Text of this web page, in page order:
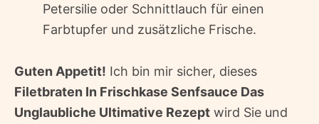
Petersilie oder Schnittlauch für einen
Farbtupfer und zusätzliche Frische.
Guten Appetit! Ich bin mir sicher, dieses
Filetbraten In Frischkase Senfsauce Das
Unglaubliche Ultimative Rezept wird Sie und